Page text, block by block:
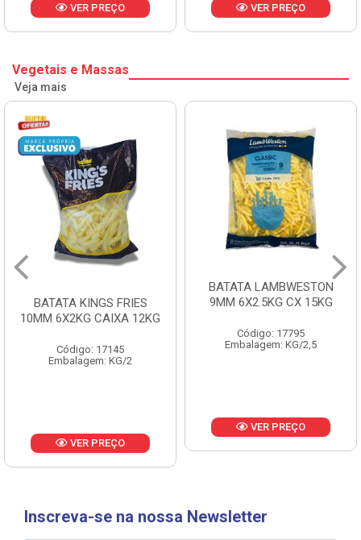
VER PREÇO VER PREÇO
Vegetais e Massas
Veja mais
BATATA KINGS FRIES
10MM 6X2KG CAIXA 12KG
Código: 17145
Embalagem: KG/2
VER PREÇO
BATATA LAMBWESTON
9MM 6X2.5KG CX 15KG
Código: 17795
Embalagem: KG/2,5
VER PREÇO
Inscreva-se na nossa Newsletter